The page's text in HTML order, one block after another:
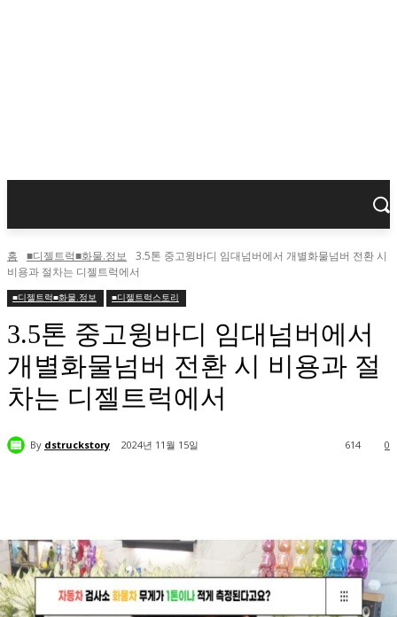
홈 ■디젤트럭■화물.정보
3.5톤 중고윙바디 임대넘버에서 개별화물넘버 전환 시
비용과 절차는 디젤트럭에서
■디젤트럭■화물.정보 ■디젤트럭스토리
3.5톤 중고윙바디 임대넘버에서
개별화물넘버 전환 시 비용과 절
차는 디젤트럭에서
By dstruckstory 2024년 11월 15일 0
614